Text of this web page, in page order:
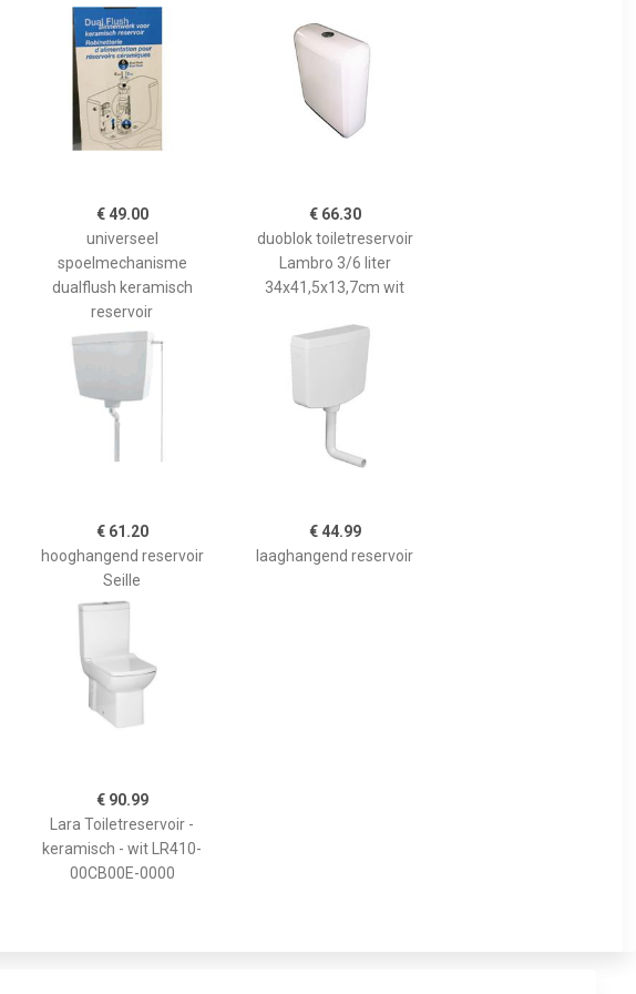
€ 49.00
universeel
spoelmechanisme
dualflush keramisch
reservoir
€ 66.30
duoblok toiletreservoir
Lambro 3/6 liter
34x41,5x13,7cm wit
€ 61.20
hooghangend reservoir
Seille
€ 44.99
laaghangend reservoir
€ 90.99
Lara Toiletreservoir -
keramisch - wit LR410-
00CB00E-0000